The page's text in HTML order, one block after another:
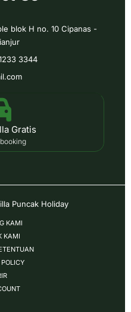
blok H no. 10 Cipanas -
3344
Gratis
Puncak Holiday
KAMI
KAMI